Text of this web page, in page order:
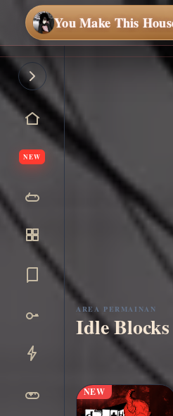
You Make This
NEW
Main
sekarang
AREA PERMAINAN
Idle
NEW